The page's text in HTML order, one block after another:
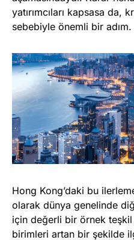
yatırımcıları kapsasa
sebebiyle önemli bir adım.
Hong Kong’daki bu
olarak dünya genelinde
için değerli bir örnek
birimleri artan bir şekilde